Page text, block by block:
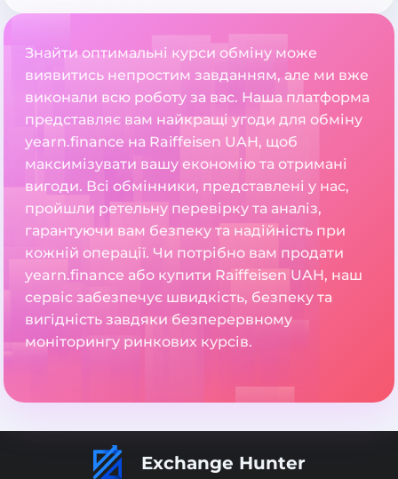
Знайти оптимальні курси обміну може
виявитись непростим завданням, але ми вже
виконали всю роботу за вас. Наша платформа
представляє вам найкращі угоди для обміну
yearn.finance на Raiffeisen UAH, щоб
максимізувати вашу економію та отримані
вигоди. Всі обмінники, представлені у нас,
пройшли ретельну перевірку та аналіз,
гарантуючи вам безпеку та надійність при
кожній операції. Чи потрібно вам продати
yearn.finance або купити Raiffeisen UAH, наш
сервіс забезпечує швидкість, безпеку та
вигідність завдяки безперервному
моніторингу ринкових курсів.
Exchange Hunter